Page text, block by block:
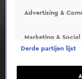
Deze video is
Advertising &
Marketing & Social
Derde partijen lijst